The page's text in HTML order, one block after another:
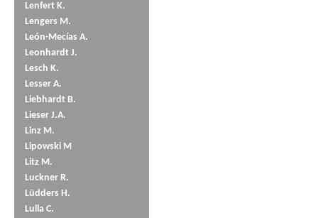
Lenfert K.
Lengers M.
León-Mecías A.
Leonhardt J.
Lesch K.
Lesser A.
Liebhardt B.
Lieser J.A.
Linz M.
Lipowski M
Litz M.
Luckner R.
Lüdders H.
Lulla C.